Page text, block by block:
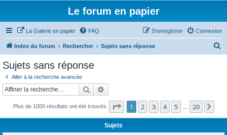
Le forum en papier
La Galerie en papier FAQ Connexion
S’enregistrer
Index du forum Rechercher Sujets sans réponse
c
Sujets sans réponse
Aller à la recherche avancée
Rechercher
Plus de 1000 résultats ont été trouvés Page 1sur20
1 2 3 4 5 20
Sujets